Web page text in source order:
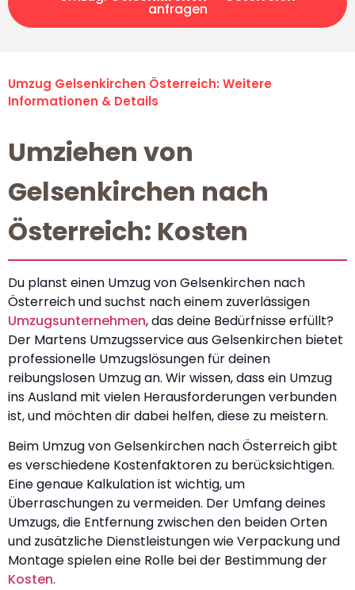
anfragen
Umzug Gelsenkirchen Österreich: Weitere
Informationen & Details
Umziehen von
Gelsenkirchen nach
Österreich: Kosten
Du planst einen Umzug von Gelsenkirchen nach
Österreich und suchst nach einem zuverlässigen
Umzugsunternehmen, das deine Bedürfnisse erfüllt?
Der Martens Umzugsservice aus Gelsenkirchen bietet
professionelle Umzugslösungen für deinen
reibungslosen Umzug an. Wir wissen, dass ein Umzug
ins Ausland mit vielen Herausforderungen verbunden
ist, und möchten dir dabei helfen, diese zu meistern.
Beim Umzug von Gelsenkirchen nach Österreich gibt
es verschiedene Kostenfaktoren zu berücksichtigen.
Eine genaue Kalkulation ist wichtig, um
Überraschungen zu vermeiden. Der Umfang deines
Umzugs, die Entfernung zwischen den beiden Orten
und zusätzliche Dienstleistungen wie Verpackung und
Montage spielen eine Rolle bei der Bestimmung der
Kosten.